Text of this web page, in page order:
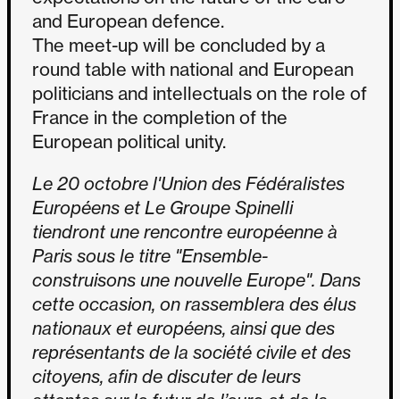
and European defence.
The meet-up will be concluded by a
round table with national and European
politicians and intellectuals on the role of
France in the completion of the
European political unity.
Le 20 octobre l'Union des Fédéralistes
Européens et Le Groupe Spinelli
tiendront une rencontre européenne à
Paris sous le titre "Ensemble-
construisons une nouvelle Europe". Dans
cette occasion, on rassemblera des élus
nationaux et européens, ainsi que des
représentants de la société civile et des
citoyens, afin de discuter de leurs